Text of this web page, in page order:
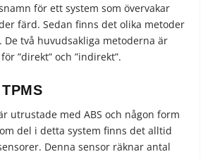
för ett system som övervakar
färd. Sedan finns det olika metoder
De två huvudsakliga metoderna är
”direkt” och ”indirekt”.
utrustade med ABS och någon form
del i detta system finns det alltid
Denna sensor räknar antal